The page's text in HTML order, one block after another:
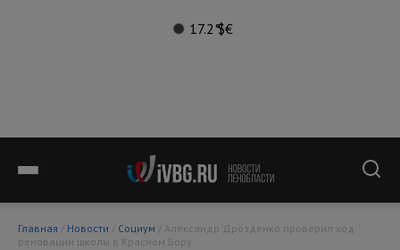
17.2°$€
Главная / Новости / Социум
реновации школы в Красном Бору